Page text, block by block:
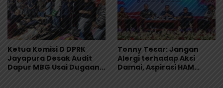
Ketua Komisi D DPRK
Jayapura Desak Audit
Dapur MBG Usai Dugaan
Tonny Tesar: Jangan
Alergi terhadap Aksi
Damai, Aspirasi HAM